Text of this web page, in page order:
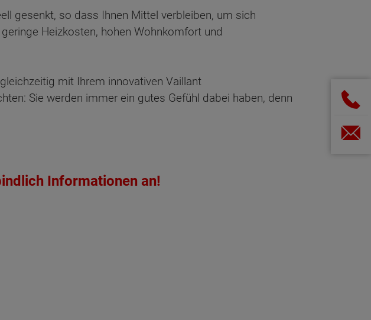
gesenkt, so dass Ihnen Mittel verbleiben, um sich
Heizkosten, hohen Wohnkomfort und
mit Ihrem innovativen Vaillant
Sie werden immer ein gutes Gefühl dabei haben, denn
Informationen an!